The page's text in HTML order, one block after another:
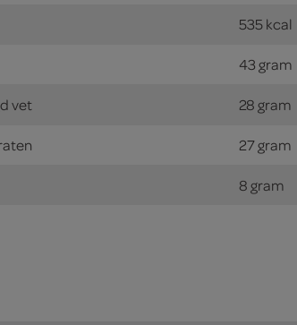
535 kcal
43 gram
vet 28 gram
27 gram
8 gram